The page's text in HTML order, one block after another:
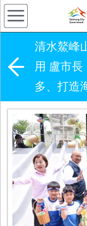
清水鰲峰
用 盧市長
多、打造